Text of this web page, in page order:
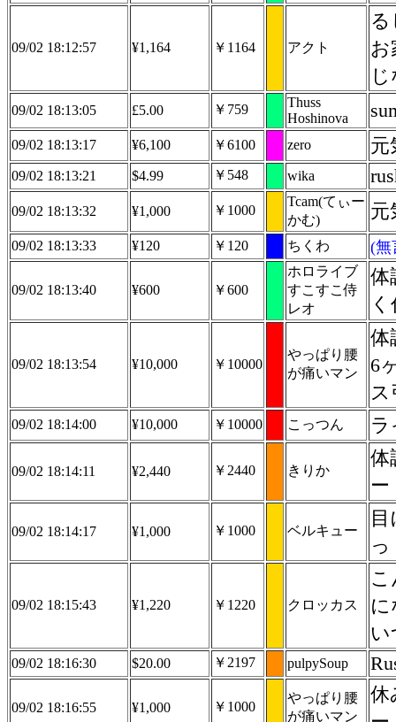
09/02 18:12:57 ¥1,164 ￥1164 アクト
お
09/02 18:13:05 £5.00 ￥759
Thuss
Hoshinova
09/02 18:13:17 ¥6,100 ￥6100 zero 元
09/02 18:13:21 $4.99 ￥548 wika
09/02 18:13:32 ¥1,000 ￥1000
Tcam(てぃー
かむ)
元
09/02 18:13:33 ¥120 ￥120 ちくわ (無
09/02 18:13:40 ¥600 ￥600
ホロライブ
すこすこ侍
レオ
体
09/02 18:13:54 ¥10,000 ￥10000
やっぱり腰
が痛いマン
体
6
ス
09/02 18:14:00 ¥10,000 ￥10000 こっつん
09/02 18:14:11 ¥2,440 ￥2440 きりか
体
09/02 18:14:17 ¥1,000 ￥1000 ベルキュー
っ
09/02 18:15:43 ¥1,220 ￥1220 クロッカス
い
09/02 18:16:30 $20.00 ￥2197 pulpySoup
09/02 18:16:55 ¥1,000 ￥1000
やっぱり腰
が痛いマン
休